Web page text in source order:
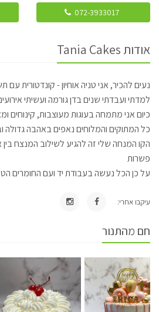
072-3933017
אודות Tania Cakes
נעים להכיר, אני טניה אוחיון - קונדטורית
למדתי ועבדתי שנים בדן גורמה ועשיתי
כיום אני מתמחה בעוגות מעוצבות, קינוחים
כל המתוקים והמלוחים נאפים באהבה גדולה
הקו המנחה שלי זה להגיע לשילוב המנצח
פשרות
על כן הכל נעשה בעבודת יד ועם החומרים
עיקבו אחרי:
חם מהתנור